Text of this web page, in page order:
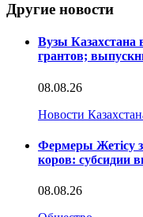
Другие новости
Вузы Казахстана
грантов;
08.08.26
Новости
Фермеры Жетісу
коров: субсидии
08.08.26